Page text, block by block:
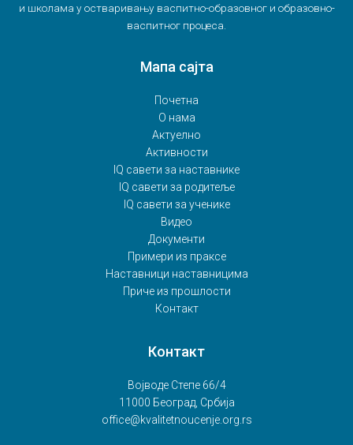
и школама у остваривању васпитно-образовног и образовно-
васпитног процеса.
Мапа сајта
Почетна
О нама
Актуелно
Активности
IQ савети за наставнике
IQ савети за родитеље
IQ савети за ученике
Видео
Документи
Примери из праксе
Наставници наставницима
Приче из прошлости
Контакт
Контакт
Војводе Степе 66/4
11000 Београд, Србија
office@kvalitetnoucenje.org.rs